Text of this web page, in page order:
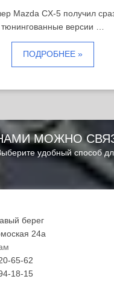
Mazda CX-5 получил
тюнингованные версии …
ПОДРОБНЕЕ »
МОЖНО
удобный способ
берег
24а
65-62
18-15